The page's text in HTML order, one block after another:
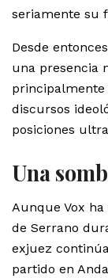
seriamente su
Desde
una presencia
principalmente
discursos
posiciones
Una
Aunque Vox
de Serrano
exjuez
partido en